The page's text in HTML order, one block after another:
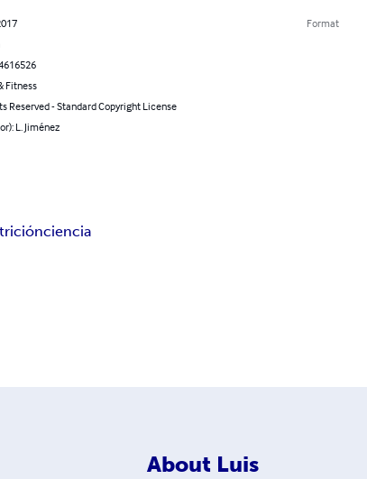
Fitness
Reserved - Standard Copyright License
L. Jiménez
Format
ciencia
About Luis